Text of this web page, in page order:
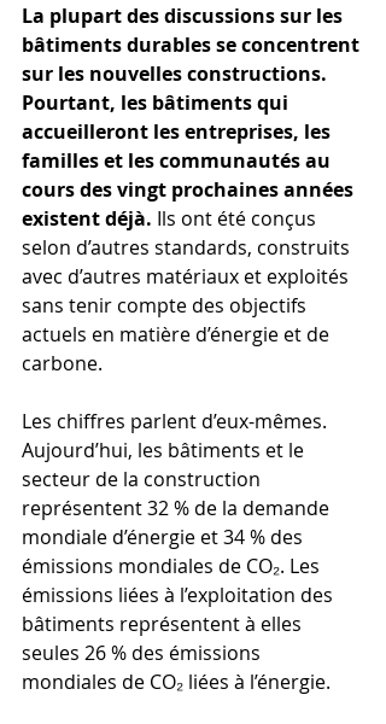
La plupart des discussions sur les
bâtiments durables se concentrent
sur les nouvelles constructions.
Pourtant, les bâtiments qui
accueilleront les entreprises, les
familles et les communautés au
cours des vingt prochaines années
existent déjà. Ils ont été conçus
selon d’autres standards, construits
avec d’autres matériaux et exploités
sans tenir compte des objectifs
actuels en matière d’énergie et de
carbone.
Les chiffres parlent d’eux-mêmes.
Aujourd’hui, les bâtiments et le
secteur de la construction
représentent 32 % de la demande
mondiale d’énergie et 34 % des
émissions mondiales de CO₂. Les
émissions liées à l’exploitation des
bâtiments représentent à elles
seules 26 % des émissions
mondiales de CO₂ liées à l’énergie.